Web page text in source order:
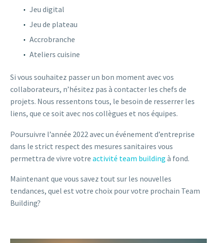
Jeu digital
Jeu de plateau
Accrobranche
Ateliers cuisine
Si vous souhaitez passer un bon moment avec vos
collaborateurs, n’hésitez pas à contacter les chefs de
projets. Nous ressentons tous, le besoin de resserrer les
liens, que ce soit avec nos collègues et nos équipes.
Poursuivre l’année 2022 avec un événement d’entreprise
dans le strict respect des mesures sanitaires vous
permettra de vivre votre activité team building à fond.
Maintenant que vous savez tout sur les nouvelles
tendances, quel est votre choix pour votre prochain Team
Building?